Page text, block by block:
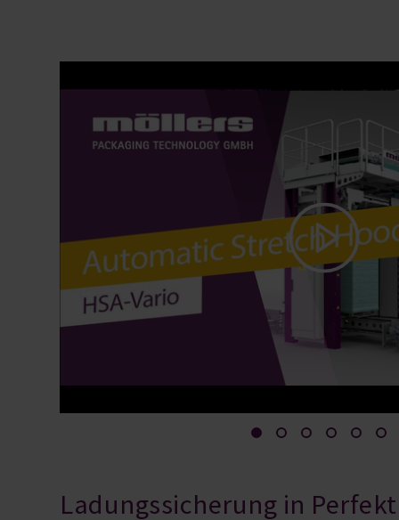
Ladungssicherung in